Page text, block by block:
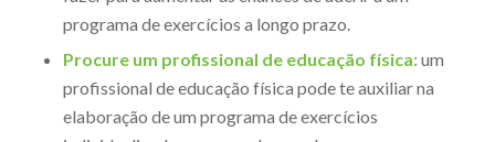
programa de exercícios a longo prazo.
Procure um profissional de educação física:um
profissional de educação física pode te auxiliar na
elaboração de um programa de exercícios